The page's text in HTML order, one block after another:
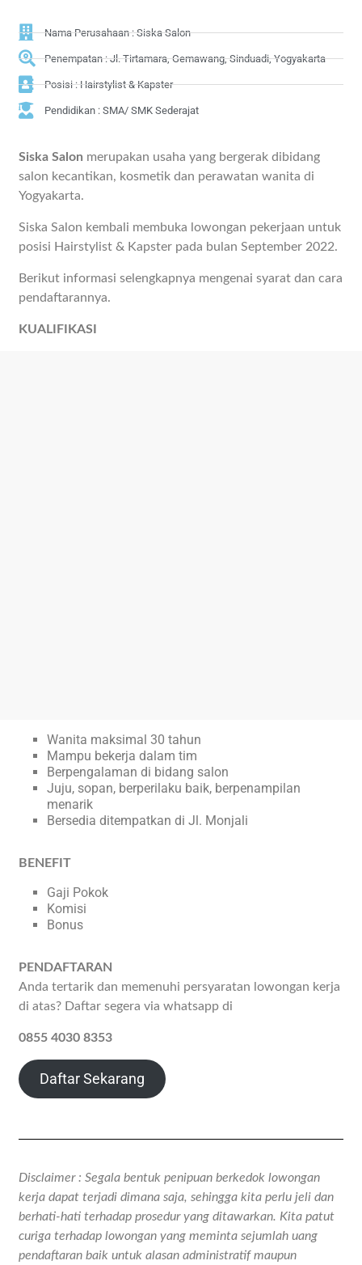
Nama Perusahaan : Siska Salon
Penempatan : Jl. Tirtamara, Gemawang, Sinduadi, Yogyakarta
Posisi : Hairstylist & Kapster
Pendidikan : SMA/ SMK Sederajat
Siska Salon merupakan usaha yang bergerak dibidang
salon kecantikan, kosmetik dan perawatan wanita di
Yogyakarta.
Siska Salon kembali membuka lowongan pekerjaan untuk
posisi Hairstylist & Kapster pada bulan September 2022.
Berikut informasi selengkapnya mengenai syarat dan cara
pendaftarannya.
KUALIFIKASI
Wanita maksimal 30 tahun
Mampu bekerja dalam tim
Berpengalaman di bidang salon
Juju, sopan, berperilaku baik, berpenampilan
menarik
Bersedia ditempatkan di Jl. Monjali
BENEFIT
Gaji Pokok
Komisi
Bonus
PENDAFTARAN
Anda tertarik dan memenuhi persyaratan lowongan kerja
di atas? Daftar segera via whatsapp di
0855 4030 8353
Daftar Sekarang
Disclaimer : Segala bentuk penipuan berkedok lowongan
kerja dapat terjadi dimana saja, sehingga kita perlu jeli dan
berhati-hati terhadap prosedur yang ditawarkan. Kita patut
curiga terhadap lowongan yang meminta sejumlah uang
pendaftaran baik untuk alasan administratif maupun